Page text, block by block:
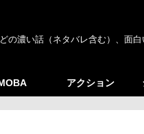
濃い話（ネタバレ含む）、面
アクション